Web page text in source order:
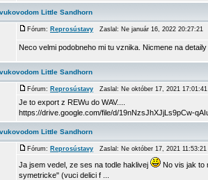
Little Sandhorn
Fórum: Reprosústavy Zaslal: Ne január 16, 2022
Neco velmi podobneho mi tu vznika. Nicmene na
Little Sandhorn
Fórum: Reprosústavy Zaslal: Ne október 17, 2021
Je to export z REWu do WAV....
https://drive.google.com/file/d/19nNzsJhXJjLs9pCw-
Little Sandhorn
Fórum: Reprosústavy Zaslal: Ne október 17, 2021
Ja jsem vedel, ze ses na todle haklivej
No vis jak to
symetricke" (vuci delici f ...